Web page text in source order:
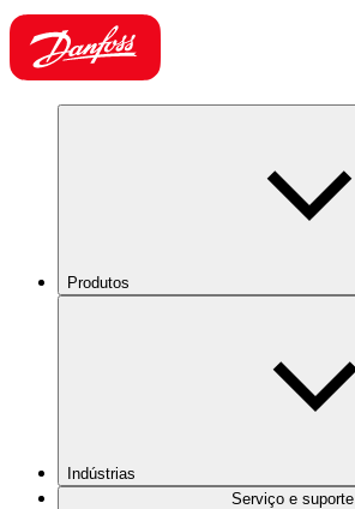
Produtos
Indústrias
Serviço e suporte